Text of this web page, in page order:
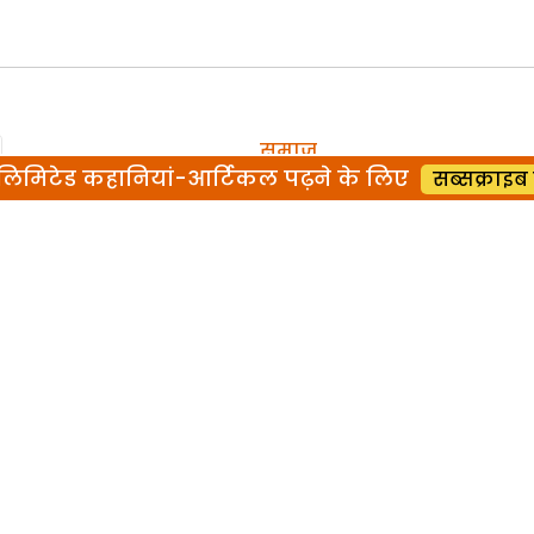
समाज
कम उम्र में शादी, जिंदगी
कहानियां-आर्टिकल पढ़ने के लिए